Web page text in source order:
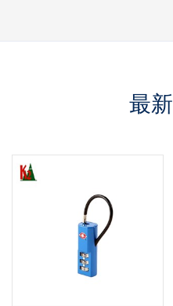
最新